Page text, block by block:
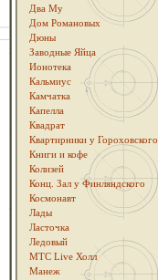
Два Му
Дом Романовых
Дюны
Заводные Яйца
Ионотека
Кальмиус
Камчатка
Капелла
Квадрат
Квартирники у Гороховского
Книги и кофе
Колизей
Конц. Зал у Финляндского
Космонавт
Лады
Ласточка
Ледовый
МТС Live Холл
Манеж